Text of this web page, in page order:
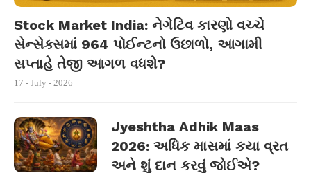
Stock Market India: નેગેટિવ કારણો વચ્ચે
સેન્સેક્સમાં 964 પોઈન્ટનો ઉછાળો, આગામી
સપ્તાહે તેજી આગળ વધશે?
17 - July - 2026
Jyeshtha Adhik Maas
2026: અધિક માસમાં કયા વ્રત
અને શું દાન કરવું જોઈએ?